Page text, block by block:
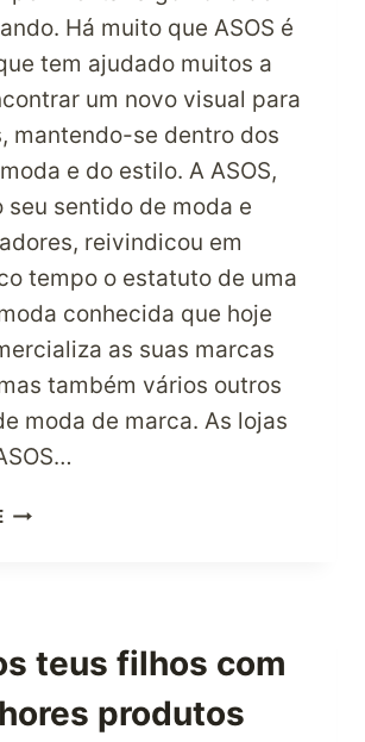
Há muito que ASOS é
tem ajudado muitos a
um novo visual para
mantendo-se dentro dos
e do estilo. A ASOS,
seu sentido de moda e
reivindicou em
tempo o estatuto de uma
conhecida que hoje
as suas marcas
também vários outros
moda de marca. As lojas
OS
COMPRAS
COM
TODO
teus filhos com
produtos